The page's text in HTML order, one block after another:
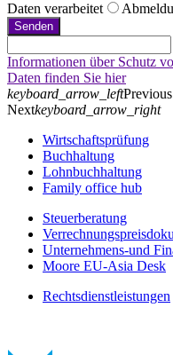
Daten verarbeitet
Senden
Informationen über Schutz
Daten finden Sie hier
keyboard_arrow_leftPrevious
Nextkeyboard_arrow_right
Wirtschaftsprüfung
Buchhaltung
Lohnbuchhaltung
Family office hub
Steuerberatung
Unternehmens-und
Moore EU-Asia Desk
Rechtsdienstleistungen